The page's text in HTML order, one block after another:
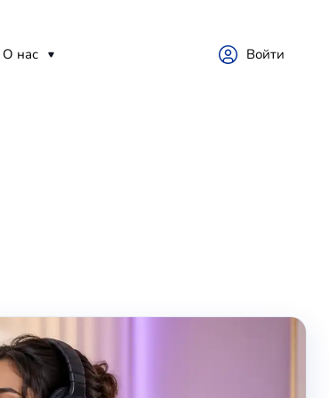
О нас Войти